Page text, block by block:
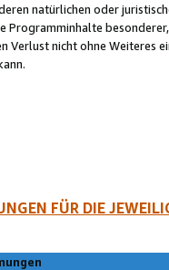
natürlichen oder
Programminhalte
Verlust nicht ohne Weiteres
FÜR DIE